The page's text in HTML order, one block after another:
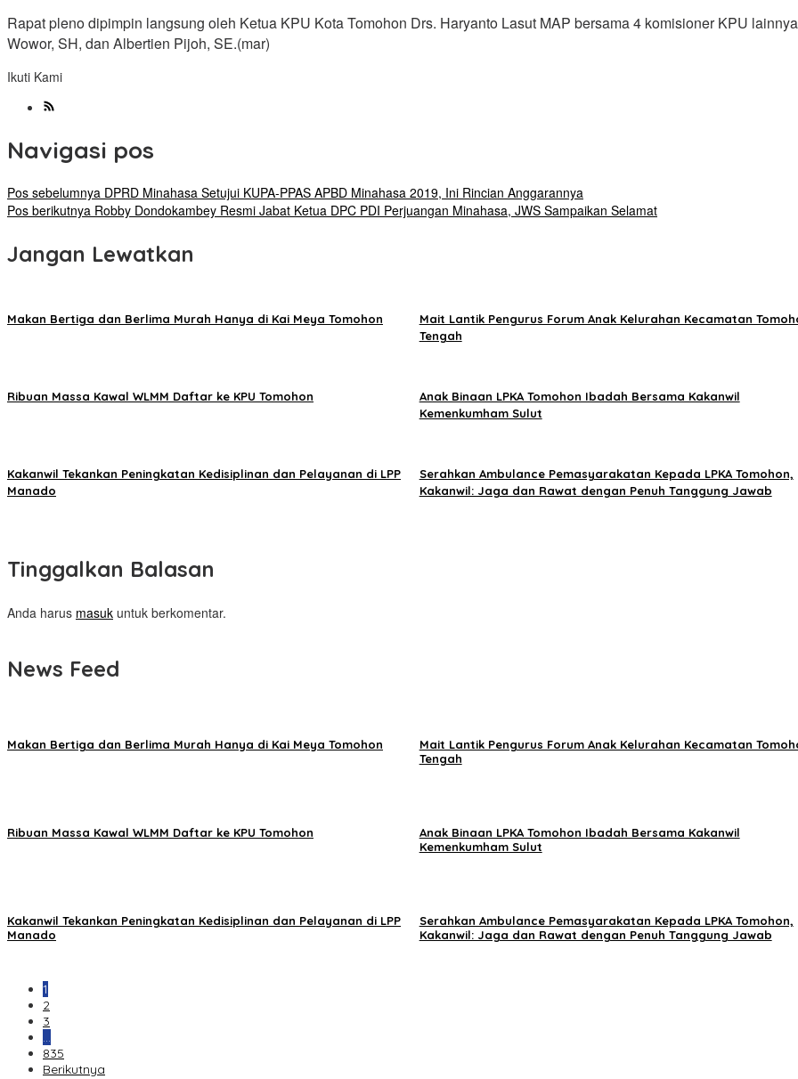
Rapat pleno dipimpin langsung oleh Ketua KPU Kota Tomohon Drs. Haryanto Lasut MAP bersama 4 komisioner KPU
Wowor, SH, dan Albertien Pijoh, SE.(mar)
Ikuti Kami
Navigasi pos
Pos sebelumnya DPRD Minahasa Setujui KUPA-PPAS APBD Minahasa 2019, Ini Rincian Anggarannya
Pos berikutnya Robby Dondokambey Resmi Jabat Ketua DPC PDI Perjuangan Minahasa, JWS Sampaikan Selamat
Jangan Lewatkan
Makan Bertiga dan Berlima Murah Hanya di Kai Meya Tomohon
Mait Lantik Pengurus Forum Anak Kelurahan Kecamatan
Tengah
Ribuan Massa Kawal WLMM Daftar ke KPU Tomohon
Anak Binaan LPKA Tomohon Ibadah Bersama Kakanwil
Kemenkumham Sulut
Kakanwil Tekankan Peningkatan Kedisiplinan dan Pelayanan di LPP
Manado
Serahkan Ambulance Pemasyarakatan Kepada LPKA Tomohon,
Kakanwil: Jaga dan Rawat dengan Penuh Tanggung Jawab
Tinggalkan Balasan
Anda harus masuk untuk berkomentar.
News Feed
Makan Bertiga dan Berlima Murah Hanya di Kai Meya Tomohon
Mait Lantik Pengurus Forum Anak Kelurahan Kecamatan
Tengah
Ribuan Massa Kawal WLMM Daftar ke KPU Tomohon
Anak Binaan LPKA Tomohon Ibadah Bersama Kakanwil
Kemenkumham Sulut
Kakanwil Tekankan Peningkatan Kedisiplinan dan Pelayanan di LPP
Manado
Serahkan Ambulance Pemasyarakatan Kepada LPKA Tomohon,
Kakanwil: Jaga dan Rawat dengan Penuh Tanggung Jawab
1
2
3
…
835
Berikutnya